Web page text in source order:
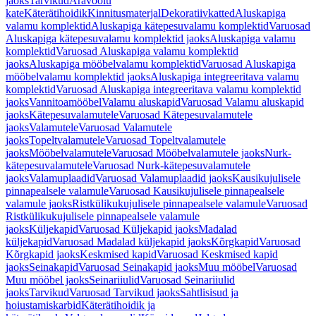
kateKäterätihoidikKinnitusmaterjalDekoratiivkattedAluskapiga
valamu komplektidAluskapiga kätepesuvalamu komplektidVaruosad
Aluskapiga kätepesuvalamu komplektid jaoksAluskapiga valamu
komplektidVaruosad Aluskapiga valamu komplektid
jaoksAluskapiga mööbelvalamu komplektidVaruosad Aluskapiga
mööbelvalamu komplektid jaoksAluskapiga integreeritava valamu
komplektidVaruosad Aluskapiga integreeritava valamu komplektid
jaoksVannitoamööbelValamu aluskapidVaruosad Valamu aluskapid
jaoksKätepesuvalamuteleVaruosad Kätepesuvalamutele
jaoksValamuteleVaruosad Valamutele
jaoksTopeltvalamuteleVaruosad Topeltvalamutele
jaoksMööbelvalamuteleVaruosad Mööbelvalamutele jaoksNurk-
kätepesuvalamuteleVaruosad Nurk-kätepesuvalamutele
jaoksValamuplaadidVaruosad Valamuplaadid jaoksKausikujulisele
pinnapealsele valamuleVaruosad Kausikujulisele pinnapealsele
valamule jaoksRistkülikukujulisele pinnapealsele valamuleVaruosad
Ristkülikukujulisele pinnapealsele valamule
jaoksKüljekapidVaruosad Küljekapid jaoksMadalad
küljekapidVaruosad Madalad küljekapid jaoksKõrgkapidVaruosad
Kõrgkapid jaoksKeskmised kapidVaruosad Keskmised kapid
jaoksSeinakapidVaruosad Seinakapid jaoksMuu mööbelVaruosad
Muu mööbel jaoksSeinariiulidVaruosad Seinariiulid
jaoksTarvikudVaruosad Tarvikud jaoksSahtlisisud ja
hoiustamiskarbidKäterätihoidik ja